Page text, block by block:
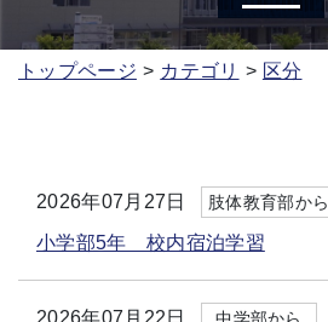
トップページ カテゴリ 区分
2026年07月27日 肢体教育部から
小学部5年 校内宿泊学習